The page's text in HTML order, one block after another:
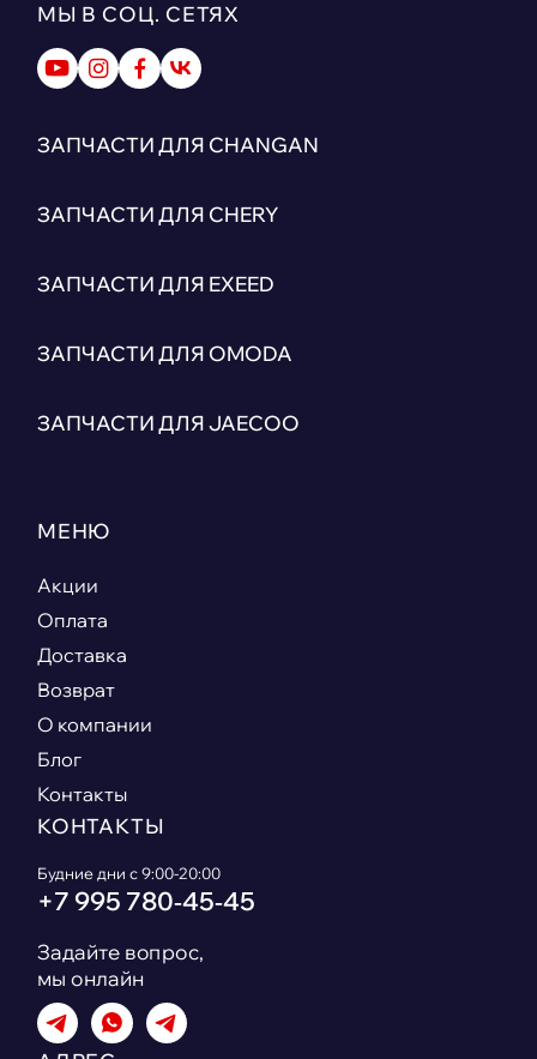
МЫ В СОЦ. СЕТЯХ
ЗАПЧАСТИ ДЛЯ CHANGAN
ЗАПЧАСТИ ДЛЯ CHERY
ЗАПЧАСТИ ДЛЯ EXEED
ЗАПЧАСТИ ДЛЯ OMODA
ЗАПЧАСТИ ДЛЯ JAECOO
МЕНЮ
Акции
Оплата
Доставка
Возврат
О компании
Блог
Контакты
КОНТАКТЫ
Будние дни с 9:00-20:00
+7 995 780‑45‑45
Задайте вопрос,
мы онлайн